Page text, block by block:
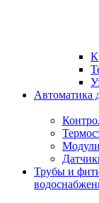
Автоматика
Трубы и